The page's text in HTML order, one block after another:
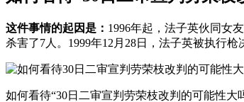
这件事情的起因是： 1996年起，法子英伙同女
杀害了7人。1999年12月28日，法子英被执行
如何看待“30日二审宣判劳荣枝改判的可能性大